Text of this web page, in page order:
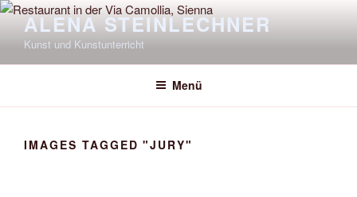
Zum
Inhalt
springen
ALENA STEINLECHNER
Kunst und Kunstunterricht
Menü
IMAGES TAGGED "JURY"